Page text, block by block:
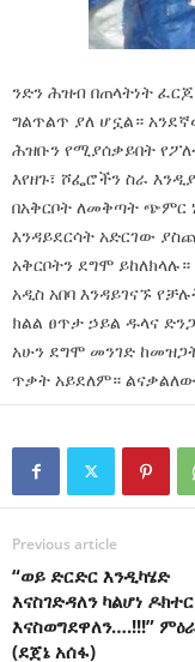
ንድን ሕዝብ በጠላትነት
ግልጥልጥ ያለ ሆኗል።
ሕዝቡን የሚያሰቃይበት
እየዘጉ፣ ሾፌሮችን ስራ
በአቅርቦት ለመቅጣት ጭምር
እንዳይደርሳት አድርገው
አቅርቦትን ደግሞ
አዲስ አበባ እንዳይገናኙ
ክልል ፀጥታ ኃይል ዱላና
አሁን ደግሞ መንገድ
ጥቃት አይደለም።
Previous article
“ወይ ድርድር እንዲካሄድ
እናስገድዳለን ካልሆነ
እናስወግደዋለን….!!!”
(ደጀኔ አሰፋ)